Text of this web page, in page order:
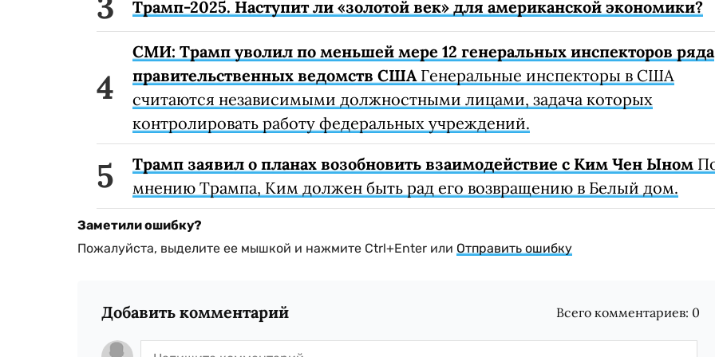
Трамп-2025. Наступит ли «золотой век» для американской экономики?
СМИ: Трамп уволил по меньшей мере 12 генеральных инспекторов ряда
правительственных ведомств СШАГенеральные инспекторы в США
считаются независимыми должностными лицами, задача которых
контролировать работу федеральных учреждений.
Трамп заявил о планах возобновить взаимодействие с Ким Чен Ыном
мнению Трампа, Ким должен быть рад его возвращению в Белый дом.
Заметили ошибку?
Пожалуйста, выделите ее мышкой и нажмите Ctrl+Enter или Отправить ошибку
Добавить комментарий Всего комментариев: 0